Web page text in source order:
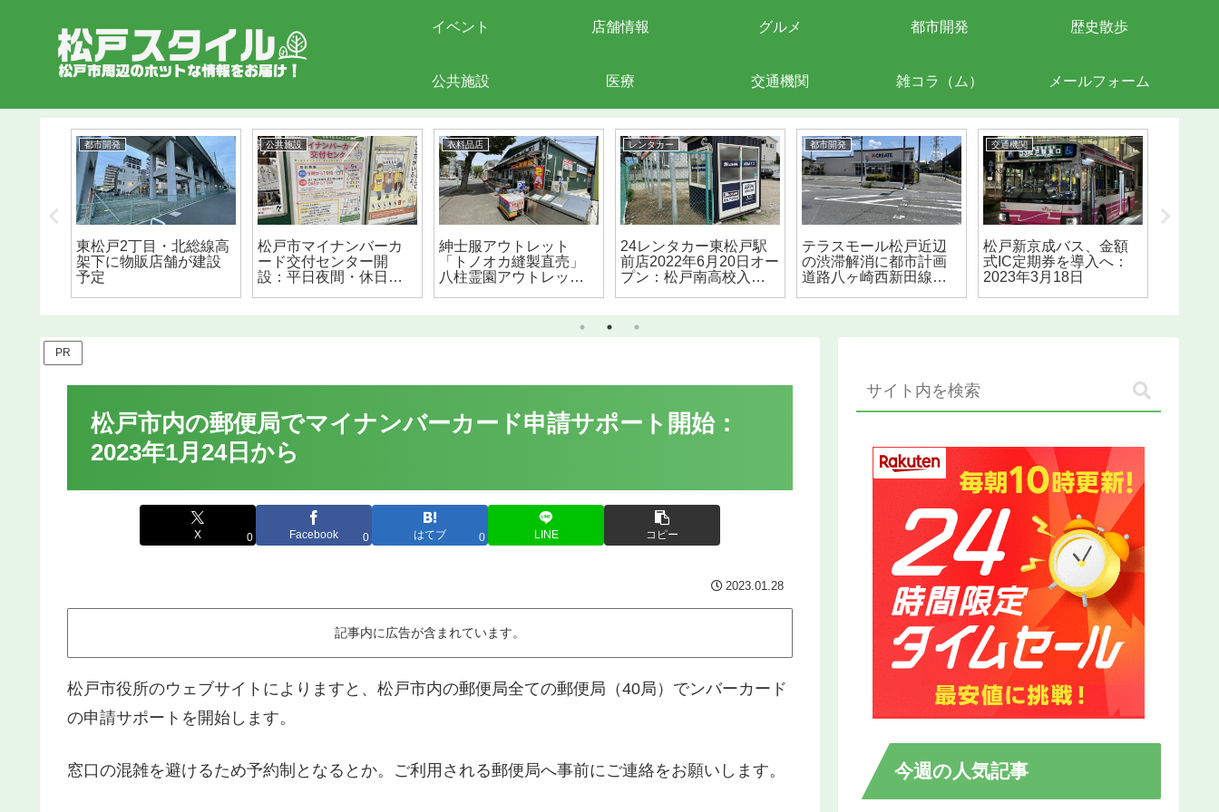
イベント 店舗情報 グルメ 都市開発 歴史散歩
公共施設 医療 交通機関 雑コラ（ム） メールフォーム
都市開発
東松戸2丁目・北総線高
架下に物販店舗が建設
予定
公共施設
松戸市マイナンバーカ
ード交付センター開
設：平日夜間・休日も
衣料品店
紳士服アウトレット
「トノオカ縫製直売」
八柱霊園アウトレット
レンタカー
24レンタカー東松戸駅
前店2022年6月20日オー
プン：松戸南高校入口
都市開発
テラスモール松戸近辺
の渋滞解消に都市計画
道路八ヶ崎西新田線の
交通機関
松戸新京成バス、金額
式IC定期券を導入へ：
2023年3月18日
PR
松戸市内の郵便局でマイナンバーカード申請サポート開始：
2023年1月24日から
X 0 Facebook 0 はてブ 0 LINE コピー
2023.01.28
記事内に広告が含まれています。
松戸市役所のウェブサイトによりますと、松戸市内の郵便局全ての郵便局（40局）でンバーカード
の申請サポートを開始します。
窓口の混雑を避けるため予約制となるとか。ご利用される郵便局へ事前にご連絡をお願いします。 今週の人気記事